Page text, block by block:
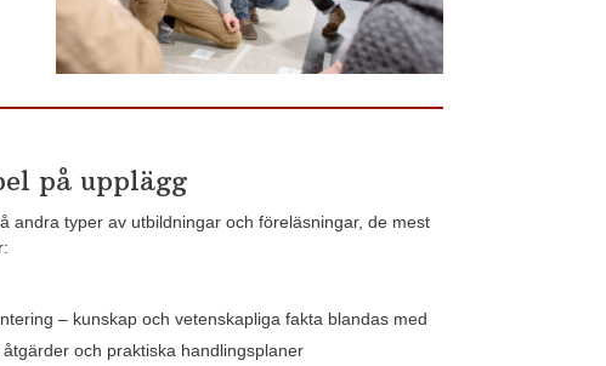
på upplägg
andra typer av utbildningar och föreläsningar, de mest
– kunskap och vetenskapliga fakta blandas med
åtgärder och praktiska handlingsplaner